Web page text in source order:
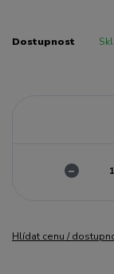
Dostupnost
Hlídat cenu /